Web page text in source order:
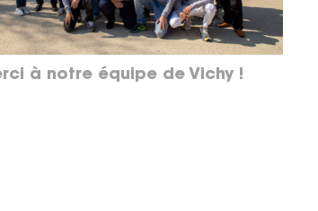
à notre équipe de Vichy !